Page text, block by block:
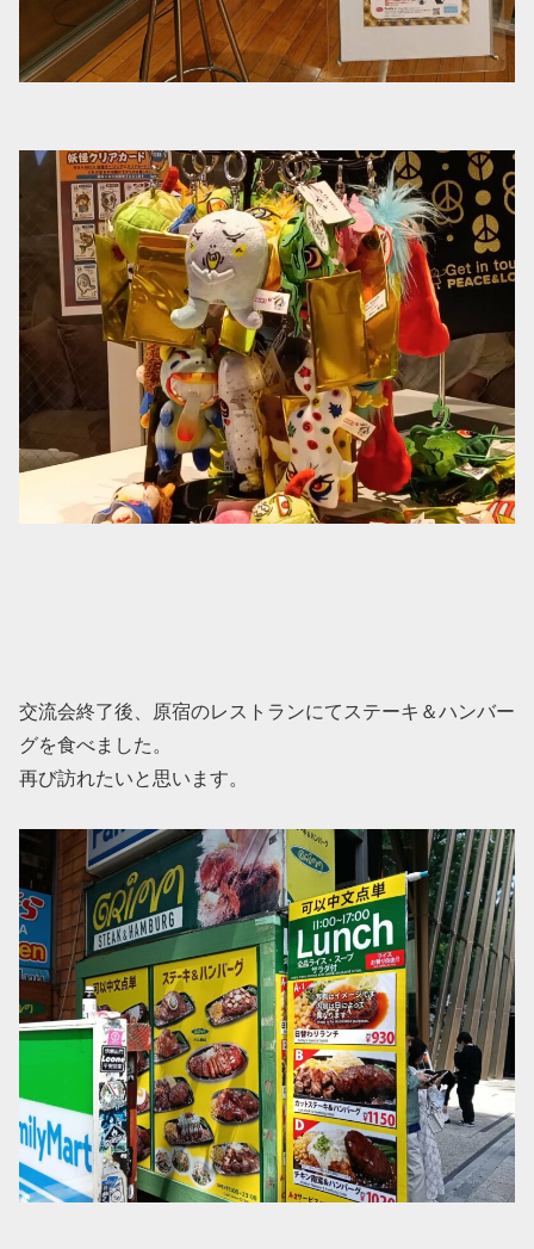
交流会終了後、原宿のレストランにてステーキ＆ハンバー
グを食べました。
再び訪れたいと思います。